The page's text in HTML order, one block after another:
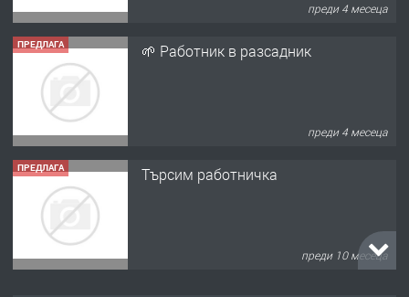
преди 4 месеца
ПРЕДЛАГА 🌱 Работник в разсадник
преди 4 месеца
ПРЕДЛАГА Търсим работничка
преди 10 месеца